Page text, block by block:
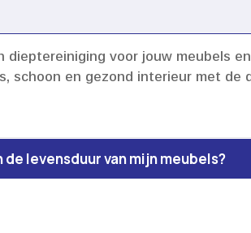
dieptereiniging voor jouw meubels
schoon en gezond interieur met de
levensduur van mijn meubels?